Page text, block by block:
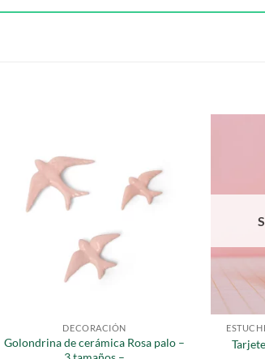
DECORACIÓN
Golondrina de cerámica Rosa palo –